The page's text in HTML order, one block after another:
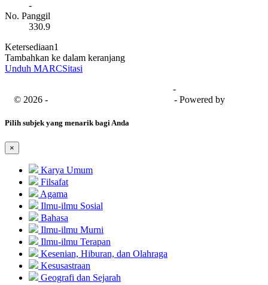
-
No. Panggil
330.9
Ketersediaan1
Tambahkan ke dalam keranjang
Unduh MARCSitasi
-
© 2026 -
- Powered by
Pilih subjek yang menarik bagi Anda
×
Karya Umum
Filsafat
Agama
Ilmu-ilmu Sosial
Bahasa
Ilmu-ilmu Murni
Ilmu-ilmu Terapan
Kesenian, Hiburan, dan Olahraga
Kesusastraan
Geografi dan Sejarah